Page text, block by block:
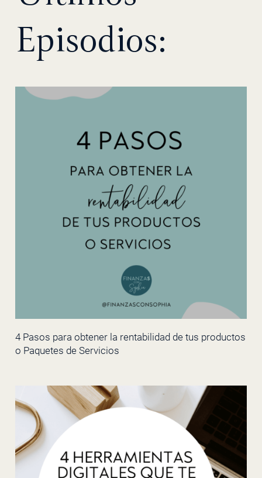
Episodios:
4 Pasos para obtener la rentabilidad de tus productos
o Paquetes de Servicios